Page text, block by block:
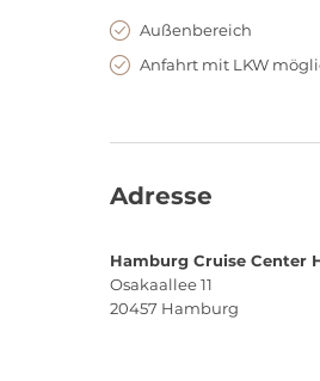
Außenbereich
Anfahrt mit LKW
Adresse
Hamburg Cruise Center
Osakaallee 11
20457 Hamburg